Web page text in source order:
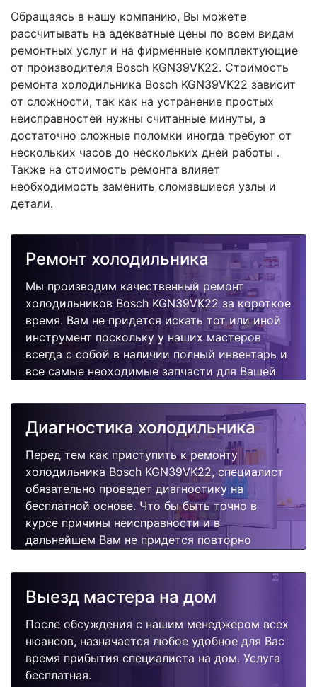
Обращаясь в нашу компанию, Вы можете
рассчитывать на адекватные цены по всем видам
ремонтных услуг и на фирменные комплектующие
от производителя Bosch KGN39VK22. Стоимость
ремонта холодильника Bosch KGN39VK22 зависит
от сложности, так как на устранение простых
неисправностей нужны считанные минуты, а
достаточно сложные поломки иногда требуют от
нескольких часов до нескольких дней работы .
Также на стоимость ремонта влияет
необходимость заменить сломавшиеся узлы и
детали.
Ремонт холодильника
Мы производим качественный ремонт
холодильников Bosch KGN39VK22 за короткое
время. Вам не придется искать тот или иной
инструмент поскольку у наших мастеров
всегда с собой в наличии полный инвентарь и
все самые неоходимые запчасти для Вашей
качественно и недорого.
Диагностика холодильника
Перед тем как приступить к ремонту
холодильника Bosch KGN39VK22, специалист
обязательно проведет диагностику на
бесплатной основе. Что бы быть точно в
курсе причины неисправности и в
дальнейшем Вам не придется повторно
поломок.
Выезд мастера на дом
После обсуждения с нашим менеджером всех
нюансов, назначается любое удобное для Вас
время прибытия специалиста на дом. Услуга
бесплатная.